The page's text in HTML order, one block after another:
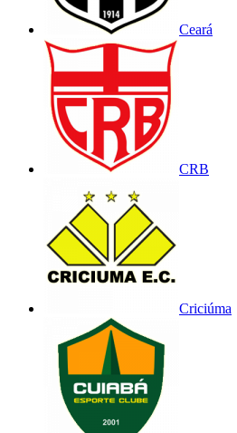
Ceará
CRB
Criciúma